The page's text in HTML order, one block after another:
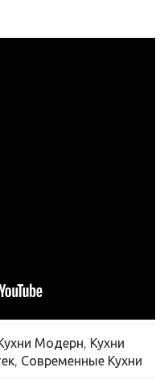
Модерн, Кухни
, Современные Кухни